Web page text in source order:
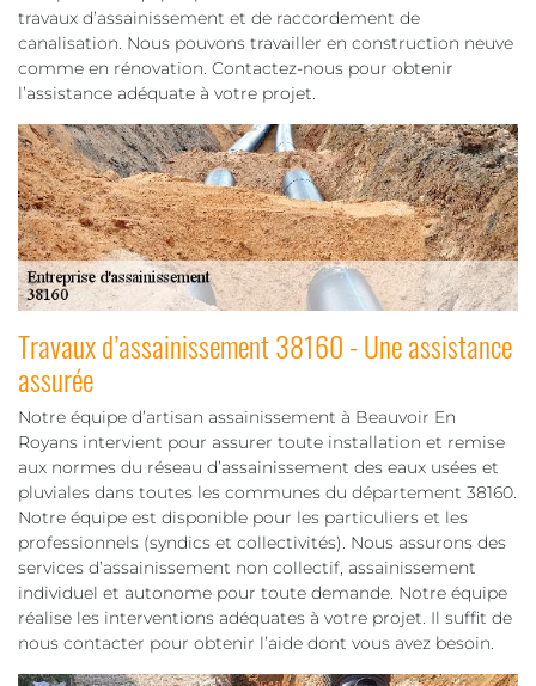
travaux d’assainissement et de raccordement de
canalisation. Nous pouvons travailler en construction neuve
comme en rénovation. Contactez-nous pour obtenir
l’assistance adéquate à votre projet.
Travaux d’assainissement 38160 - Une assistance
assurée
Notre équipe d’artisan assainissement à Beauvoir En
Royans intervient pour assurer toute installation et remise
aux normes du réseau d’assainissement des eaux usées et
pluviales dans toutes les communes du département 38160.
Notre équipe est disponible pour les particuliers et les
professionnels (syndics et collectivités). Nous assurons des
services d’assainissement non collectif, assainissement
individuel et autonome pour toute demande. Notre équipe
réalise les interventions adéquates à votre projet. Il suffit de
nous contacter pour obtenir l’aide dont vous avez besoin.